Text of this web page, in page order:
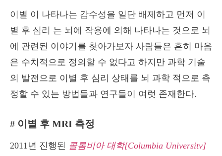
이별 이 나타나는 감수성을 일단 배제하고 먼저 이
별 후 심리 는 뇌에 작용에 의해 나타나는 것으로 뇌
에 관련된 이야기를 찾아가보자 사람들은 흔히 마음
은 수치적으로 정의할 수 없다고 하지만 과학 기술
의 발전으로 이별 후 심리 상태를 뇌 과학 적으로 측
정할 수 있는 방법들과 연구들이 여럿 존재한다.
# 이별 후 MRI 측정
2011년 진행된 콜롬비아 대학[Columbia Universitv]